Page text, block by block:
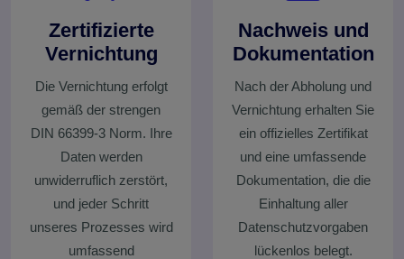
Zertifizierte
Vernichtung
Die Vernichtung erfolgt
gemäß der strengen
DIN 66399-3 Norm. Ihre
Daten werden
unwiderruflich zerstört,
und jeder Schritt
unseres Prozesses wird
umfassend
Nachweis und
Dokumentation
Nach der Abholung und
Vernichtung erhalten Sie
ein offizielles Zertifikat
und eine umfassende
Dokumentation, die die
Einhaltung aller
Datenschutzvorgaben
lückenlos belegt.